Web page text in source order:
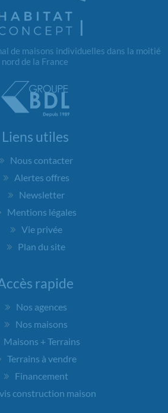
de maisons individuelles dans la moitié
nord de la France
Liens utiles
Nous contacter
Alertes offres
Newsletter
Mentions légales
Vie privée
Plan du site
rapide
Nos agences
Nos maisons
Maisons + Terrains
Terrains à vendre
Financement
construction maison